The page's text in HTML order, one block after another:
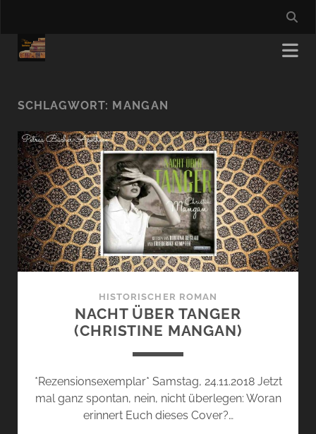
SCHLAGWORT: MANGAN
HISTORISCHER ROMAN
NACHT ÜBER TANGER
(CHRISTINE MANGAN)
*Rezensionsexemplar* Samstag, 24.11.2018 Jetzt
mal ganz spontan, nein, nicht überlegen: Woran
erinnert Euch dieses Cover?…